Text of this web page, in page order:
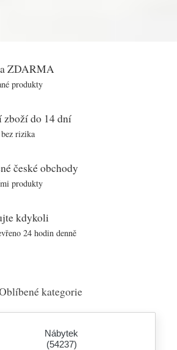
ZDARMA
produkty
zboží do 14 dní
rizika
české obchody
produkty
kdykoli
24 hodin denně
kategorie
Nábytek
(54237)